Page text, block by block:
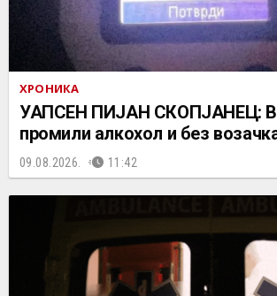
ХРОНИКА
УАПСЕН ПИЈАН СКОПЈАНЕЦ:
промили алкохол и без
09.08.2026. 11:42